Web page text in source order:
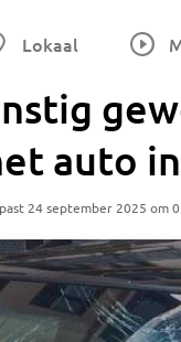
Lokaal
auto
24 september 2025 om